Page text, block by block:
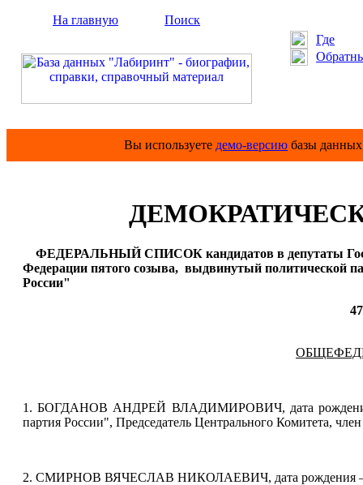
На главную
Поиск
Где
Вы используете демо-версию базы
ФЕДЕРАЛЬНЫЙ СПИСОК кандидатов в депутаты
Федерации пятого созыва, выдвинутый политической
России"
1. БОГДАНОВ АНДРЕЙ ВЛАДИМИРОВИЧ, дата рождения –
партия России", Председатель Центрального Комитета,
2. СМИРНОВ ВЯЧЕСЛАВ НИКОЛАЕВИЧ, дата рождения – 10